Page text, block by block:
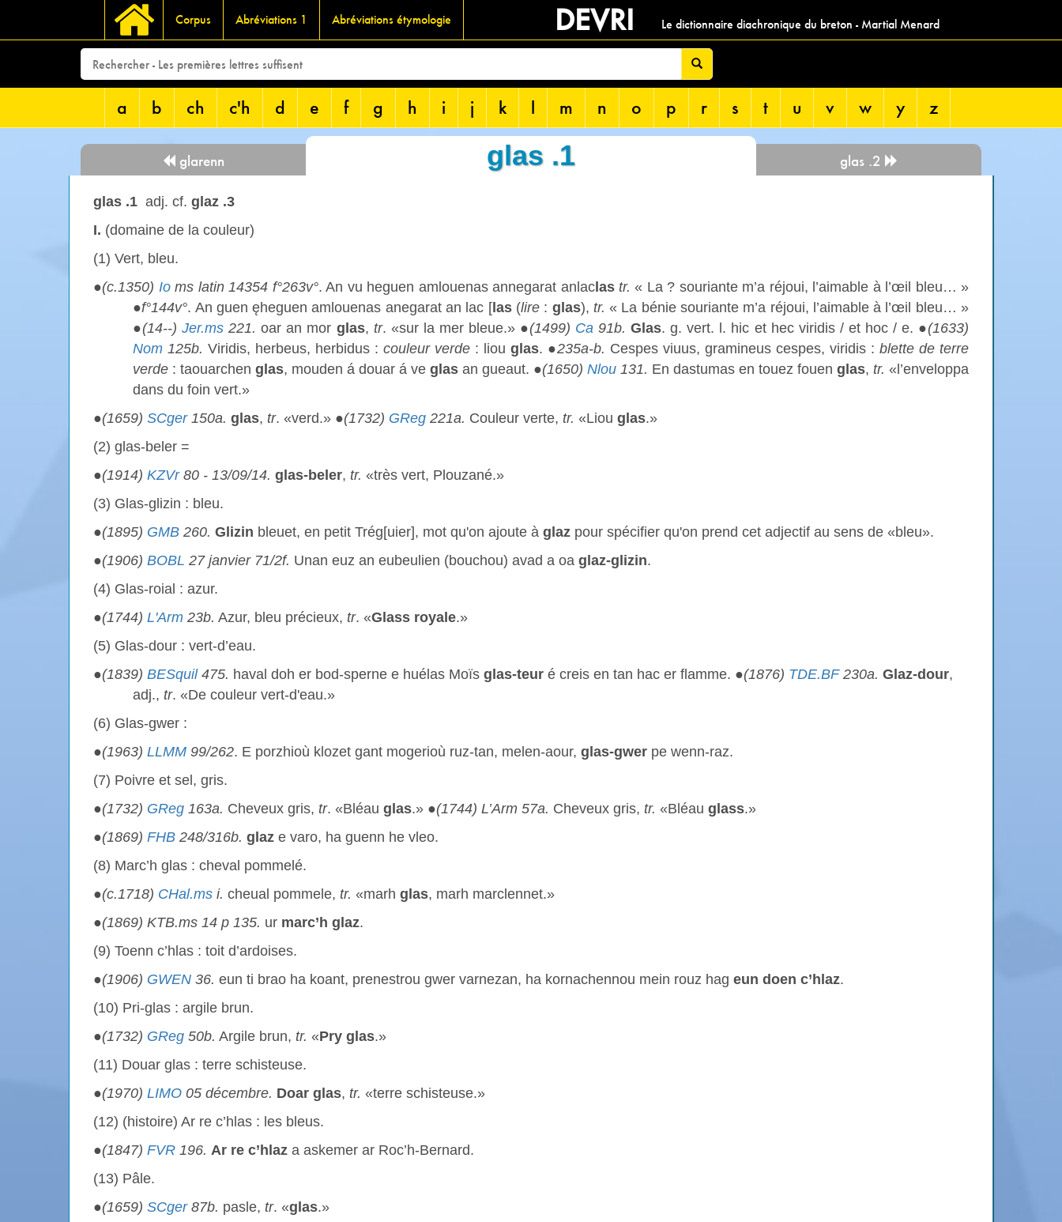
Corpus Abréviations 1 Abréviations étymologie DEVRI Le dictionnaire diachronique du breton - Martial Menard
a b ch c'h d e f g h i j k l m n o p r s t u v w y z
glarenn glas .1 glas .2
glas .1 adj. cf. glaz .3
I. (domaine de la couleur)
(1) Vert, bleu.
●(c.1350) Ioms latin 14354 f°263v°. An vu heguen amlouenas annegarat anlaclas tr.« La ? souriante m’a réjoui, l’aimable à l’œil bleu… »
●f°144v°. An guen ęheguen amlouenas anegarat an lac [las(lire: glas), tr. « La bénie souriante m’a réjoui, l’aimable à l’œil bleu… »
●(14--)Jer.ms 221. oar an mor glas, tr. «sur la mer bleue.» ●(1499) Ca 91b. Glas. g. vert. l. hic et hec viridis / et hoc / e. ●(1633)
Nom 125b. Viridis, herbeus, herbidus : couleur verde : liou glas. ●235a-b. Cespes viuus, gramineus cespes, viridis : blette de terre
verde : taouarchen glas, mouden á douar á ve glas an gueaut. ●(1650) Nlou 131. En dastumas en touez fouen glas, tr. «l’enveloppa
dans du foin vert.»
●(1659) SCger150a. glas, tr. «verd.» ●(1732) GReg 221a. Couleur verte, tr. «Liou glas.»
(2) glas-beler =
●(1914) KZVr80 - 13/09/14. glas-beler, tr. «très vert, Plouzané.»
(3) Glas-glizin : bleu.
●(1895) GMB 260. Glizin bleuet, en petit Trég[uier], mot qu'on ajoute à glaz pour spécifier qu'on prend cet adjectif au sens de «bleu».
●(1906) BOBL 27 janvier 71/2f. Unan euz an eubeulien (bouchou) avad a oa glaz-glizin.
(4) Glas-roial : azur.
●(1744) L'Arm 23b. Azur, bleu précieux, tr. «Glass royale.»
(5) Glas-dour : vert-d’eau.
●(1839) BESquil475. haval doh er bod-sperne e huélas Moïs glas-teur é creis en tan hac er flamme. ●(1876) TDE.BF230a. Glaz-dour,
adj., tr. «De couleur vert-d'eau.»
(6) Glas-gwer :
●(1963) LLMM 99/262. E porzhioù klozet gant mogerioù ruz-tan, melen-aour, glas-gwer pe wenn-raz.
(7) Poivre et sel, gris.
●(1732) GReg 163a. Cheveux gris, tr. «Bléau glas.» ●(1744) L’Arm 57a. Cheveux gris, tr. «Bléau glass.»
●(1869) FHB 248/316b. glaz e varo, ha guenn he vleo.
(8) Marc’h glas : cheval pommelé.
●(c.1718) CHal.ms i. cheual pommele, tr. «marh glas, marh marclennet.»
●(1869) KTB.ms 14 p 135. ur marc’h glaz.
(9) Toenn c’hlas : toit d’ardoises.
●(1906) GWEN 36. eun ti brao ha koant, prenestrou gwer varnezan, ha kornachennou mein rouz hag eun doen c’hlaz.
(10) Pri-glas : argile brun.
●(1732) GReg 50b. Argile brun, tr. «Pry glas.»
(11) Douar glas : terre schisteuse.
●(1970) LIMO 05 décembre. Doar glas, tr. «terre schisteuse.»
(12) (histoire) Ar re c’hlas : les bleus.
●(1847) FVR 196. Ar re c’hlaz a askemer ar Roc’h-Bernard.
(13) Pâle.
●(1659) SCger87b. pasle, tr. «glas.»